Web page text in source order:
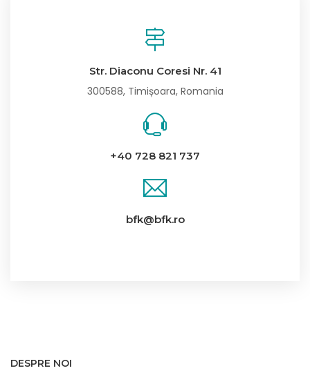
Str. Diaconu Coresi Nr. 41
300588, Timișoara, Romania
+40 728 821 737
bfk@bfk.ro
DESPRE NOI